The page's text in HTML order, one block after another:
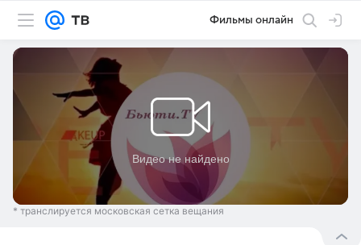
Фильмы онлайн
* транслируется московская сетка вещания